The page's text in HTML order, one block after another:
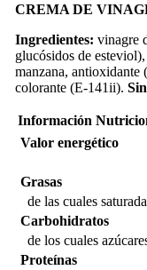
CREMA DE
Ingredientes: vinagre
glucósidos de
manzana, antioxidante
colorante (E-141ii).
Información
Valor energético
Grasas
de las cuales
Carbohidratos
de los cuales
Proteínas